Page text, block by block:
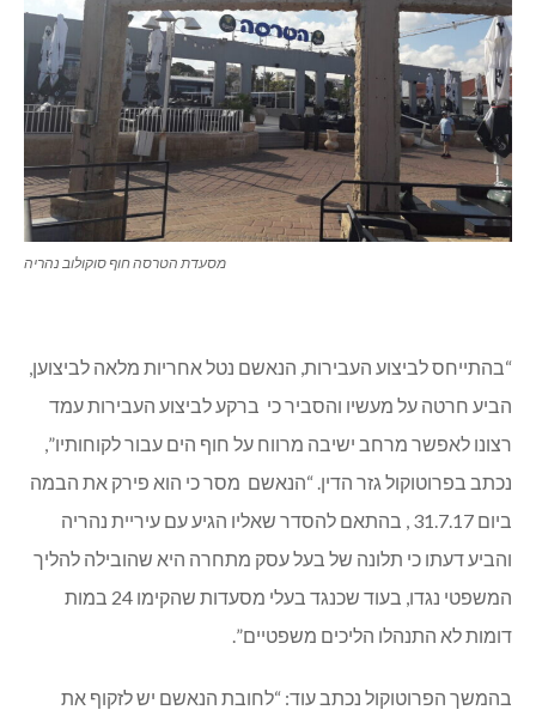
מסעדת הטרסה חוף סוקולוב נהריה
“בהתייחס לביצוע העבירות, הנאשם נטל אחריות מלאה לביצוען,
הביע חרטה על מעשיו והסביר כי ברקע לביצוע העבירות עמד
רצונו לאפשר מרחב ישיבה מרווח על חוף הים עבור לקוחותיו”,
נכתב בפרוטוקול גזר הדין. “הנאשם מסר כי הוא פירק את הבמה
ביום 31.7.17 , בהתאם להסדר שאליו הגיע עם עיריית נהריה
והביע דעתו כי תלונה של בעל עסק מתחרה היא שהובילה להליך
המשפטי נגדו, בעוד שכנגד בעלי מסעדות שהקימו 24 במות
דומות לא התנהלו הליכים משפטיים”.
בהמשך הפרוטוקול נכתב עוד: “לחובת הנאשם יש לזקוף את